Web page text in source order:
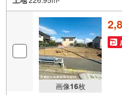
画像16枚